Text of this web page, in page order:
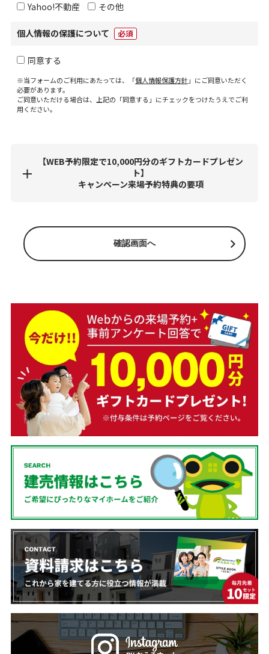
Yahoo!不動産
その他
個人情報の保護について 必須
同意する
※当フォームのご利用にあたっては、「個人情報保護方針」にご同意いただく
必要があります。
ご同意いただける場合は、上記の「同意する」にチェックをつけたうえでご利
用ください。
【WEB予約限定で10,000円分のギフトカードプレゼン
ト】
キャンペーン来場予約特典の要項